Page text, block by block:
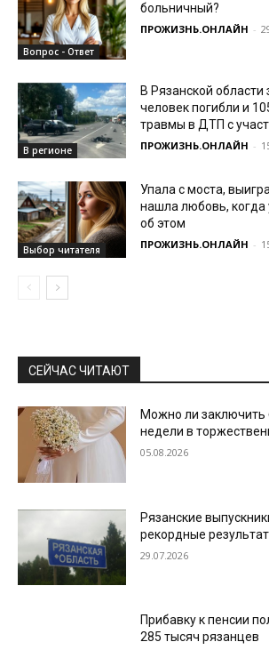
Вопрос - Ответ
больничный?
ПРОЖИЗНЬ.ОНЛАЙН -
В регионе
В Рязанской области
человек погибли и
травмы в ДТП с
ПРОЖИЗНЬ.ОНЛАЙН -
Выбор читателя
Упала с моста,
нашла любовь,
об этом
ПРОЖИЗНЬ.ОНЛАЙН -
СЕЙЧАС ЧИТАЮТ
Можно ли заключить
недели в
05.08.2026
Рязанские
рекордные
29.07.2026
Прибавку к пенсии
285 тысяч рязанцев